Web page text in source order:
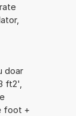
doar
ft2',
foot +